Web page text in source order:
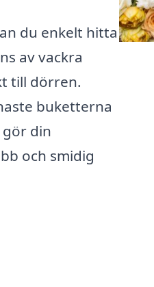
du enkelt hitta
av vackra
till dörren.
buketterna
gör din
och smidig